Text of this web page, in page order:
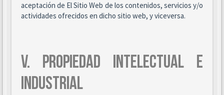
aceptación de El Sitio Web de los contenidos, servicios y/o
actividades ofrecidos en dicho sitio web, y viceversa.
V. PROPIEDAD INTELECTUAL E
INDUSTRIAL